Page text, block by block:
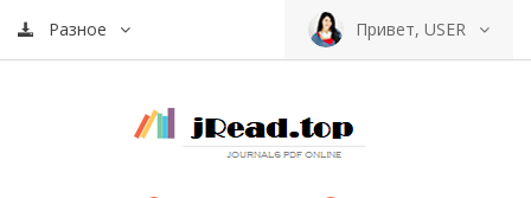
Разное Привет, USER